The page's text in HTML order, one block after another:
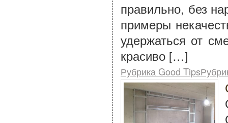
правильно, без
примеры
удержаться от
красиво […]
Рубрика Good